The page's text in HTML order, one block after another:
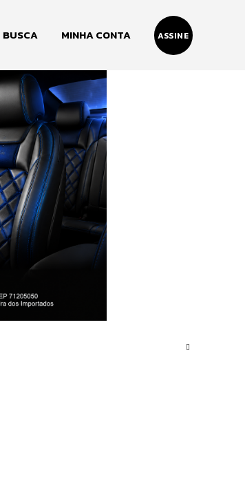
BUSCA MINHA CONTA ASSINE